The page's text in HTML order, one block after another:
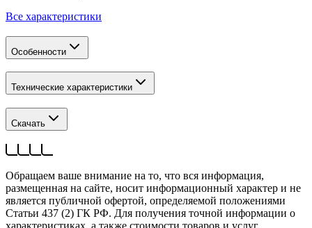
Все характеристики
Особенности
Технические характеристики
Скачать
Обращаем ваше внимание на то, что вся информация,
размещенная на сайте, носит информационный характер и не
является публичной офертой, определяемой положениями
Статьи 437 (2) ГК РФ. Для получения точной информации о
характеристиках, а также стоимости товаров и услуг,